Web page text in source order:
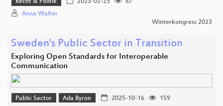
Recht & Politik 2023-02-25
67
Anna Walter
Winterkongress 2023
Sweden's Public Sector in Transition
Exploring Open Standards for Interoperable
Communication
Public Sector Ada Byron 2025-10-16
159